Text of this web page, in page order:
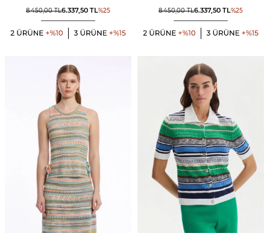
8.450,00TL6.337,50 TL%25 8.450,00TL6.337,50 TL%25